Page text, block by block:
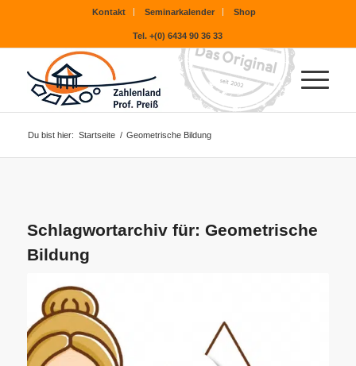
Kontakt Seminarkalender Shop
Tel. +(0) 6434 90 36 33
Du bist hier: Startseite / Geometrische Bildung
Schlagwortarchiv für: Geometrische
Bildung